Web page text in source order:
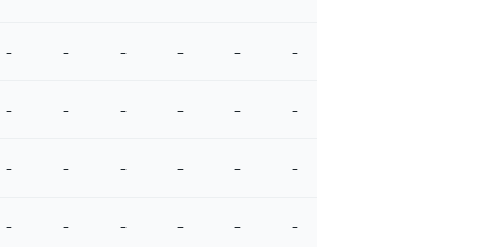
- - - - - -
- - - - - -
- - - - - -
- - - - - -